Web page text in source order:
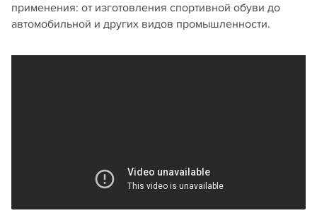
применения: от изготовления спортивной обуви до
автомобильной и других видов промышленности.